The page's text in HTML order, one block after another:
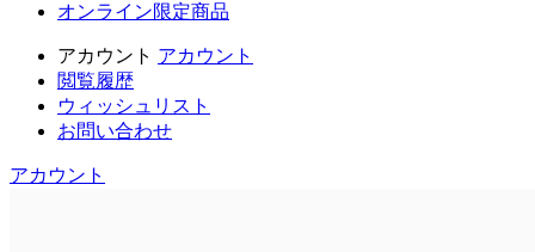
オンライン限定商品
アカウント アカウント
閲覧履歴
ウィッシュリスト
お問い合わせ
アカウント